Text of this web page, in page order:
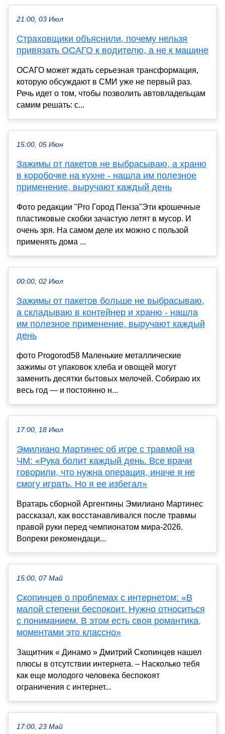
21:00, 03 Июл
Страховщики объяснили, почему нельзя
привязать ОСАГО к водителю, а не к машине
ОСАГО может ждать серьезная трансформация,
которую обсуждают в СМИ уже не первый раз.
Речь идет о том, чтобы позволить автовладельцам
самим решать: с...
15:00, 05 Июн
Зажимы от пакетов не выбрасываю, а храню
в коробочке на кухне - нашла им полезное
применение, выручают каждый день
Фото редакции "Pro Город Пенза"Эти крошечные
пластиковые скобки зачастую летят в мусор. И
очень зря. На самом деле их можно с пользой
применять дома ...
00:00, 02 Июл
Зажимы от пакетов больше не выбрасываю,
а складываю в контейнер и храню - нашла
им полезное применение, выручают каждый
день
фото Progorod58 Маленькие металлические
зажимы от упаковок хлеба и овощей могут
заменить десятки бытовых мелочей. Собираю их
весь год — и постоянно н...
17:00, 18 Июл
Эмилиано Мартинес об игре с травмой на
ЧМ: «Рука болит каждый день. Все врачи
говорили, что нужна операция, иначе я не
смогу играть. Но я ее избегал»
Вратарь сборной Аргентины Эмилиано Мартинес
рассказал, как восстанавливался после травмы
правой руки перед чемпионатом мира-2026.
Вопреки рекомендаци...
15:00, 07 Май
Скопинцев о проблемах с интернетом: «В
малой степени беспокоит. Нужно относиться
с пониманием. В этом есть своя романтика,
моментами это классно»
Защитник « Динамо » Дмитрий Скопинцев нашел
плюсы в отсутствии интернета. – Насколько тебя
как еще молодого человека беспокоят
ограничения с интернет...
17:00, 23 Май